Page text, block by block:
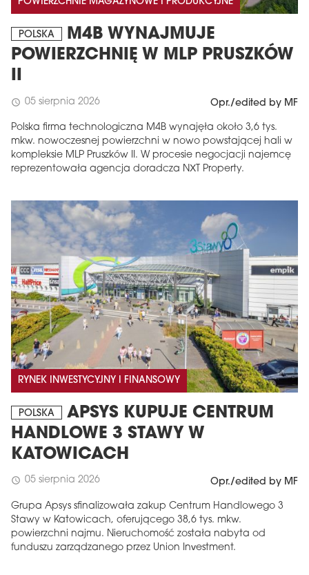
POLSKA
M4B WYNAJMUJE
POWIERZCHNIĘ W MLP PRUSZKÓW
II
schedule 05 sierpnia 2026 Opr./edited by MF
Polska firma technologiczna M4B wynajęła około 3,6 tys.
mkw. nowoczesnej powierzchni w nowo powstającej hali w
kompleksie MLP Pruszków II. W procesie negocjacji najemcę
reprezentowała agencja doradcza NXT Property.
RYNEK INWESTYCYJNY I FINANSOWY
POLSKA
APSYS KUPUJE CENTRUM
HANDLOWE 3 STAWY W
KATOWICACH
schedule 05 sierpnia 2026 Opr./edited by MF
Grupa Apsys sfinalizowała zakup Centrum Handlowego 3
Stawy w Katowicach, oferującego 38,6 tys. mkw.
powierzchni najmu. Nieruchomość została nabyta od
funduszu zarządzanego przez Union Investment.